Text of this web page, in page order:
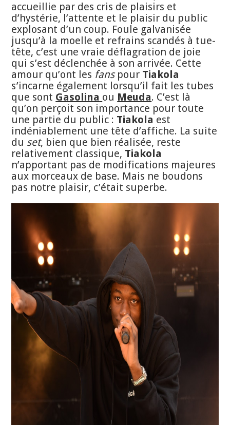
accueillie par des cris de plaisirs et
d’hystérie, l’attente et le plaisir du public
explosant d’un coup. Foule galvanisée
jusqu’à la moelle et refrains scandés à tue-
tête, c’est une vraie déflagration de joie
qui s’est déclenchée à son arrivée. Cette
amour qu’ont les fanspour Tiakola
s’incarne également lorsqu’il fait les tubes
que sont Gasolina ou Meuda. C’est là
qu’on perçoit son importance pour toute
une partie du public : Tiakola est
indéniablement une tête d’affiche. La suite
du set, bien que bien réalisée, reste
relativement classique, Tiakola
n’apportant pas de modifications majeures
aux morceaux de base. Mais ne boudons
pas notre plaisir, c’était superbe.